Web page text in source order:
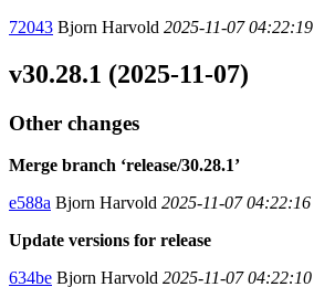
72043 Bjorn Harvold 2025-11-07 04:22:19
v30.28.1 (2025-11-07)
Other changes
Merge branch ‘release/30.28.1’
e588a Bjorn Harvold 2025-11-07 04:22:16
Update versions for release
634be Bjorn Harvold 2025-11-07 04:22:10